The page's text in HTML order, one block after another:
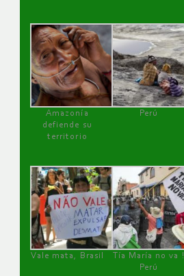
Amazonía
defiende su
territorio
Perú
Vale mata, Brasil
Tía María no va !
Perú